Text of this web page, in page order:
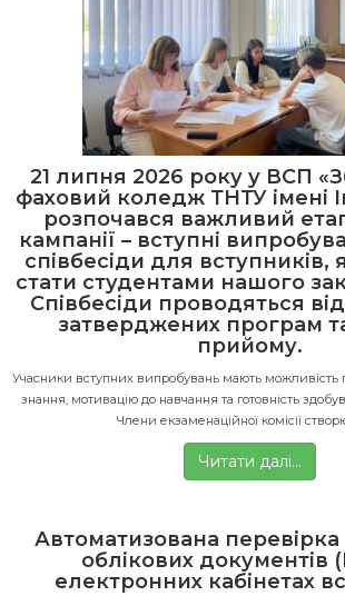
21 липня 2026 року у ВСП
фаховий коледж ТНТУ імені
розпочався важливий
кампанії – вступні
співбесіди для вступників,
стати студентами нашого
Співбесіди проводяться
затверджених програм
прийому.
Учасники вступних випробувань мають можливість
знання, мотивацію до навчання та готовність
Члени екзаменаційної комісії
Читати далі…
Автоматизована перевірка
облікових документів
електронних кабінетах